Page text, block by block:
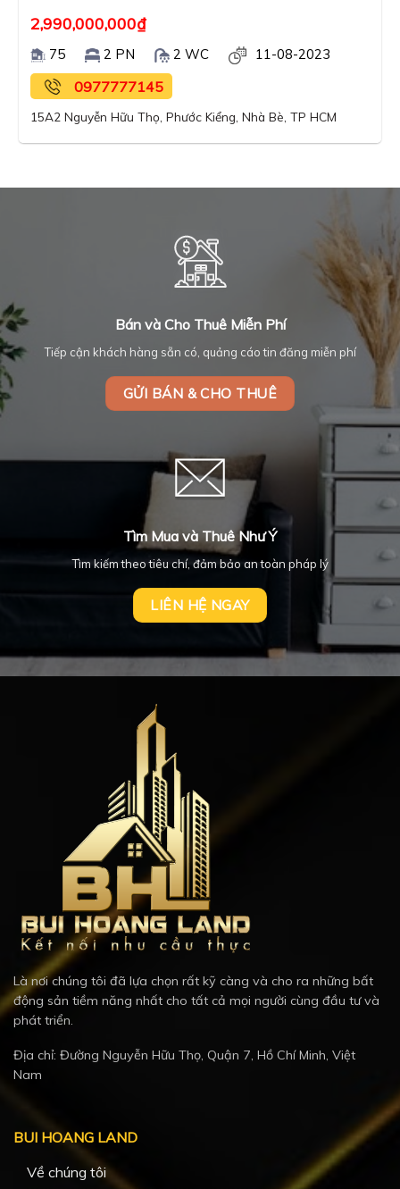
2,990,000,000₫
75 2 PN 2 WC 11-08-2023
0977777145
15A2 Nguyễn Hữu Thọ, Phước Kiểng, Nhà Bè, TP HCM
Bán và Cho Thuê Miễn Phí
Tiếp cận khách hàng sẵn có, quảng cáo tin đăng miễn phí
GỬI BÁN & CHO THUÊ
Tìm Mua và Thuê Như Ý
Tìm kiếm theo tiêu chí, đảm bảo an toàn pháp lý
LIÊN HỆ NGAY
Là nơi chúng tôi đã lựa chọn rất kỹ càng và cho ra những bất
động sản tiềm năng nhất cho tất cả mọi người cùng đầu tư và
phát triển.
Địa chỉ: Đường Nguyễn Hữu Thọ, Quận 7, Hồ Chí Minh, Việt
Nam
BUI HOANG LAND
Về chúng tôi